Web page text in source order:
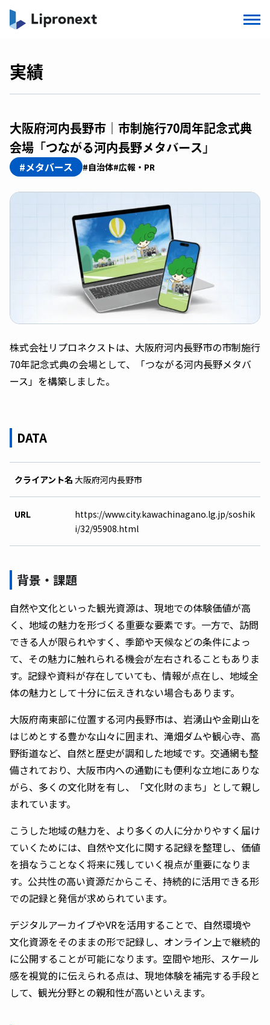
実績
大阪府河内長野市｜市制施行70周年記念式典
会場「つながる河内長野メタバース」
#メタバース #自治体#広報・PR
株式会社リプロネクストは、大阪府河内長野市の市制施行
70年記念式典の会場として、「つながる河内長野メタバ
ース」を構築しました。
DATA
クライアント名 大阪府河内長野市
URL
https://www.city.kawachinagano.lg.jp/soshik
i/32/95908.html
背景・課題
自然や文化といった観光資源は、現地での体験価値が高
く、地域の魅力を形づくる重要な要素です。一方で、訪問
できる人が限られやすく、季節や天候などの条件によっ
て、その魅力に触れられる機会が左右されることもありま
す。記録や資料が存在していても、情報が点在し、地域全
体の魅力として十分に伝えきれない場合もあります。
大阪府南東部に位置する河内長野市は、岩湧山や金剛山を
はじめとする豊かな山々に囲まれ、滝畑ダムや観心寺、高
野街道など、自然と歴史が調和した地域です。交通網も整
備されており、大阪市内への通勤にも便利な立地にありな
がら、多くの文化財を有し、「文化財のまち」として親し
まれています。
こうした地域の魅力を、より多くの人に分かりやすく届け
ていくためには、自然や文化に関する記録を整理し、価値
を損なうことなく将来に残していく視点が重要になりま
す。公共性の高い資源だからこそ、持続的に活用できる形
での記録と発信が求められています。
デジタルアーカイブやVRを活用することで、自然環境や
文化資源をそのままの形で記録し、オンライン上で継続的
に公開することが可能になります。空間や地形、スケール
感を視覚的に伝えられる点は、現地体験を補完する手段と
して、観光分野との親和性が高いといえます。